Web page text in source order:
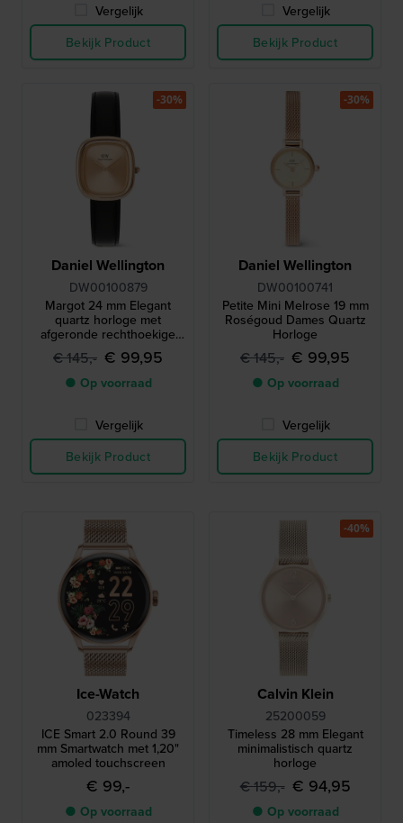
Vergelijk
Bekijk Product
Vergelijk
Bekijk Product
Daniel Wellington
DW00100879
Margot 24 mm Elegant
quartz horloge met
afgeronde rechthoekige
kast
€ 145,- € 99,95
● Op voorraad
Vergelijk
Bekijk Product
-30%
Daniel Wellington
DW00100741
Petite Mini Melrose 19 mm
Roségoud Dames Quartz
Horloge
€ 145,- € 99,95
● Op voorraad
Vergelijk
Bekijk Product
-30%
Ice-Watch
023394
ICE Smart 2.0 Round 39
mm Smartwatch met 1,20"
amoled touchscreen
€ 99,-
● Op voorraad
Calvin Klein
25200059
Timeless 28 mm Elegant
minimalistisch quartz
horloge
€ 159,- € 94,95
● Op voorraad
-40%